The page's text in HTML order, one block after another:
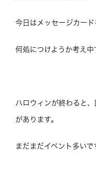
今日はメッセージカー
何処につけようか考え中
ハロウィンが終わると
があります。
まだまだイベント多いで